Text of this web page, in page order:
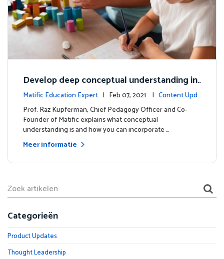
Develop deep conceptual understanding in
mathematics
Matific Education Expert | Feb 07, 2021 | Content Upda
tes
Prof. Raz Kupferman, Chief Pedagogy Officer and Co-
Founder of Matific explains what conceptual
understanding is and how you can incorporate …
Meer informatie
Categorieën
Product Updates
Thought Leadership